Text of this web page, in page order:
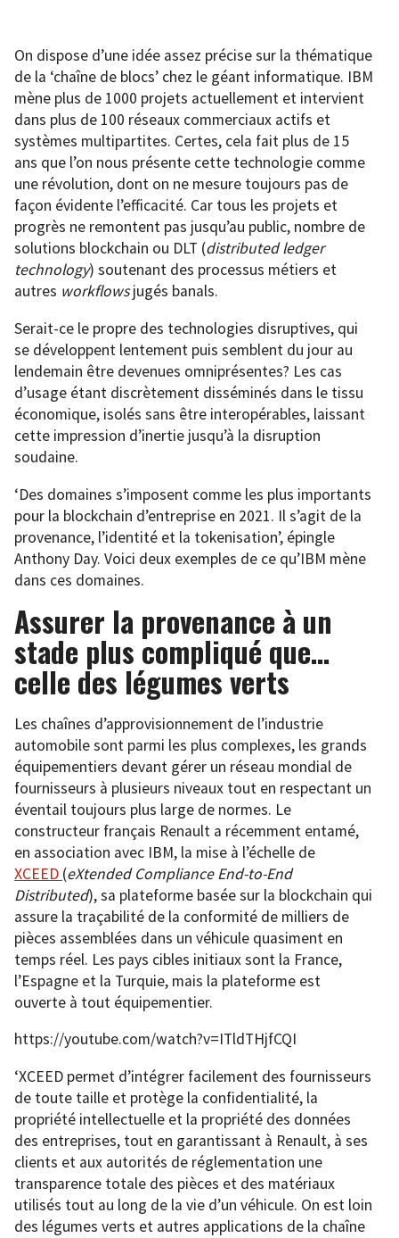
On dispose d’une idée assez précise sur la thématique
de la ‘chaîne de blocs’ chez le géant informatique. IBM
mène plus de 1000 projets actuellement et intervient
dans plus de 100 réseaux commerciaux actifs et
systèmes multipartites. Certes, cela fait plus de 15
ans que l’on nous présente cette technologie comme
une révolution, dont on ne mesure toujours pas de
façon évidente l’efficacité. Car tous les projets et
progrès ne remontent pas jusqu’au public, nombre de
solutions blockchain ou DLT (distributed ledger
technology) soutenant des processus métiers et
autres workflowsjugés banals.
Serait-ce le propre des technologies disruptives, qui
se développent lentement puis semblent du jour au
lendemain être devenues omniprésentes? Les cas
d’usage étant discrètement disséminés dans le tissu
économique, isolés sans être interopérables, laissant
cette impression d’inertie jusqu’à la disruption
soudaine.
‘Des domaines s’imposent comme les plus importants
pour la blockchain d’entreprise en 2021. Il s’agit de la
provenance, l’identité et la tokenisation’, épingle
Anthony Day. Voici deux exemples de ce qu’IBM mène
dans ces domaines.
Assurer la provenance à un
stade plus compliqué que…
celle des légumes verts
Les chaînes d’approvisionnement de l’industrie
automobile sont parmi les plus complexes, les grands
équipementiers devant gérer un réseau mondial de
fournisseurs à plusieurs niveaux tout en respectant un
éventail toujours plus large de normes. Le
constructeur français Renault a récemment entamé,
en association avec IBM, la mise à l’échelle de
XCEED (eXtended Compliance End-to-End
Distributed), sa plateforme basée sur la blockchain qui
assure la traçabilité de la conformité de milliers de
pièces assemblées dans un véhicule quasiment en
temps réel. Les pays cibles initiaux sont la France,
l’Espagne et la Turquie, mais la plateforme est
ouverte à tout équipementier.
https://youtube.com/watch?v=ITldTHjfCQI
‘XCEED permet d’intégrer facilement des fournisseurs
de toute taille et protège la confidentialité, la
propriété intellectuelle et la propriété des données
des entreprises, tout en garantissant à Renault, à ses
clients et aux autorités de réglementation une
transparence totale des pièces et des matériaux
utilisés tout au long de la vie d’un véhicule. On est loin
des légumes verts et autres applications de la chaîne